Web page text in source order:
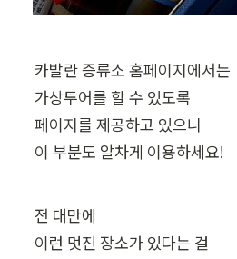
카발란 증류소 홈페이지에서는
가상투어를 할 수 있도록
페이지를 제공하고 있으니
이 부분도 알차게 이용하세요!
전 대만에
이런 멋진 장소가 있다는 걸